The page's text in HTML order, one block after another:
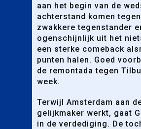
aan het begin van de
achterstand komen
zwakkere tegenstander
ogenschijnlijk uit het
een sterke comeback
punten halen. Goed
de remontada tegen
week.
Terwijl Amsterdam aan
gelijkmaker werkt, gaat
in de verdediging. De